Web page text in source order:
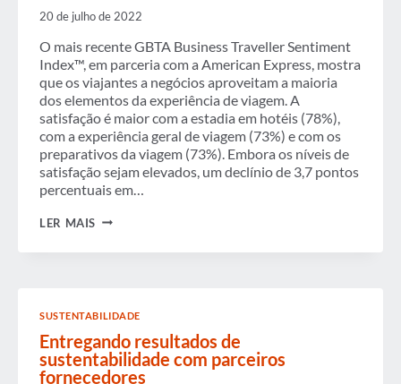
20 de julho de 2022
O mais recente GBTA Business Traveller Sentiment
Index™, em parceria com a American Express, mostra
que os viajantes a negócios aproveitam a maioria
dos elementos da experiência de viagem. A
satisfação é maior com a estadia em hotéis (78%),
com a experiência geral de viagem (73%) e com os
preparativos da viagem (73%). Embora os níveis de
satisfação sejam elevados, um declínio de 3,7 pontos
percentuais em…
LER MAIS VIAJANTES
A
EXPERIÊNCIA
DE
VIAGENS
DE
SUSTENTABILIDADE
Entregando resultados de
sustentabilidade com parceiros
fornecedores